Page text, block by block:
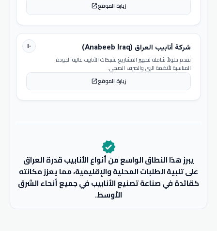
زيارة الموقعopen_in_new
١٠ شركة أنابيب العراق (Anabeeb Iraq)
تقدم حلولاً شاملة لتجهيز المشاريع بشبكات الأنابيب عالية الجودة
المناسبة لأنظمة الري والصرف الصحي.
زيارة الموقعopen_in_new
verified
يبرز هذا النطاق الواسع من أنواع الأنابيب قدرة العراق
على تلبية الطلبات المحلية والإقليمية، مما يعزز مكانته
كقائدة في صناعة تصنيع الأنابيب في جميع أنحاء الشرق
الأوسط.